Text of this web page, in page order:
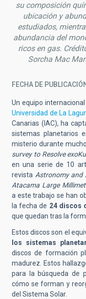
su composición quí
ubicación y
estudiados,
abundancia del
ricos en gas. Cré
Sorcha Mac
FECHA DE
Un equipo internacional
Universidad de La
Canarias (IAC), ha
sistemas planetarios
misterio durante
survey to Resolve
enuna serie de 10
revista Astronomy
Atacama Large
a este trabajo se han
la fecha de 24 discos
que quedan tras la
Estos discos son el
los sistemas
discos de formación
madurez. Estos
para la búsqueda de
cómo se forman y
del Sistema Solar